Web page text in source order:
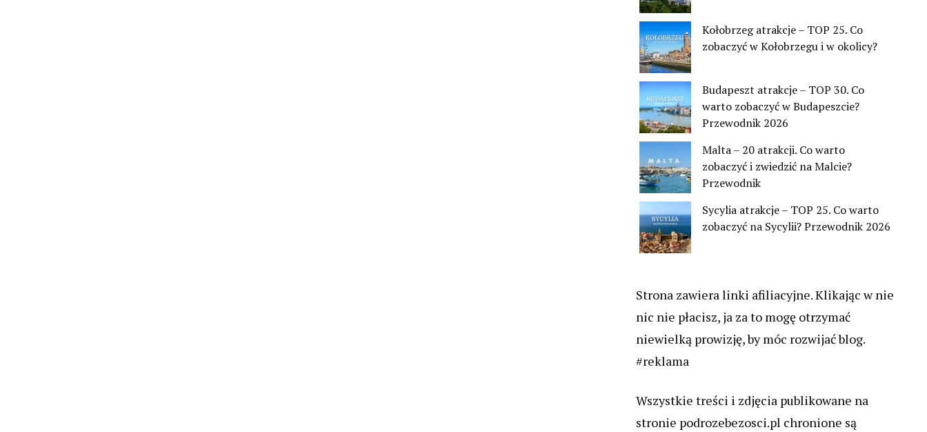
Kołobrzeg atrakcje – TOP 25. Co
zobaczyć w Kołobrzegu i w okolicy?
Budapeszt atrakcje – TOP 30. Co
warto zobaczyć w Budapeszcie?
Przewodnik 2026
Malta – 20 atrakcji. Co warto
zobaczyć i zwiedzić na Malcie?
Przewodnik
Sycylia atrakcje – TOP 25. Co warto
zobaczyć na Sycylii? Przewodnik 2026
Strona zawiera linki afiliacyjne. Klikając w nie
nic nie płacisz, ja za to mogę otrzymać
niewielką prowizję, by móc rozwijać blog.
#reklama
Wszystkie treści i zdjęcia publikowane na
stronie podrozebezosci.pl chronione są